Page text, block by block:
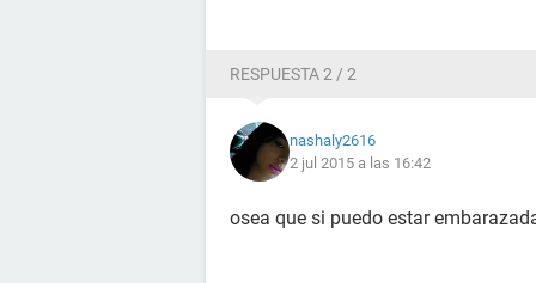
RESPUESTA 2 / 2
nashaly2616
2 jul 2015 a las 16:42
osea que si puedo estar